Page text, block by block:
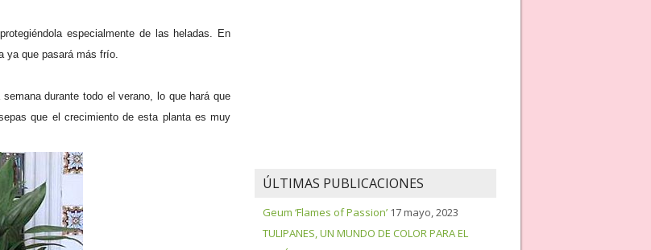
especialmente de las heladas. En
ya que pasará más frío.
durante todo el verano, lo que hará que
que el crecimiento de esta planta es muy
ÚLTIMAS PUBLICACIONES
Geum ‘Flames of Passion’ 17 mayo, 2023
TULIPANES, UN MUNDO DE COLOR PARA EL